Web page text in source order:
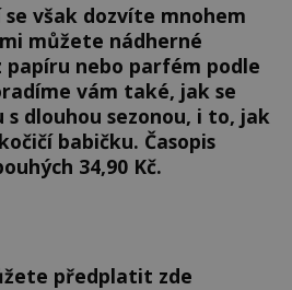
však dozvíte mnohem
můžete nádherné
nebo parfém podle
vám také, jak se
dlouhou sezonou, i to, jak
babičku. Časopis
34,90 Kč.
předplatit zde